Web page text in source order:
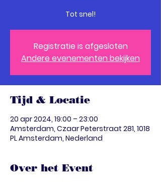
Tot snel!
Registratie is afgesloten
Andere evenementen bekijken
Tijd & Locatie
20 apr 2024, 19:00 – 23:00
Amsterdam, Czaar Peterstraat 281, 1018
PL Amsterdam, Nederland
Over het Event